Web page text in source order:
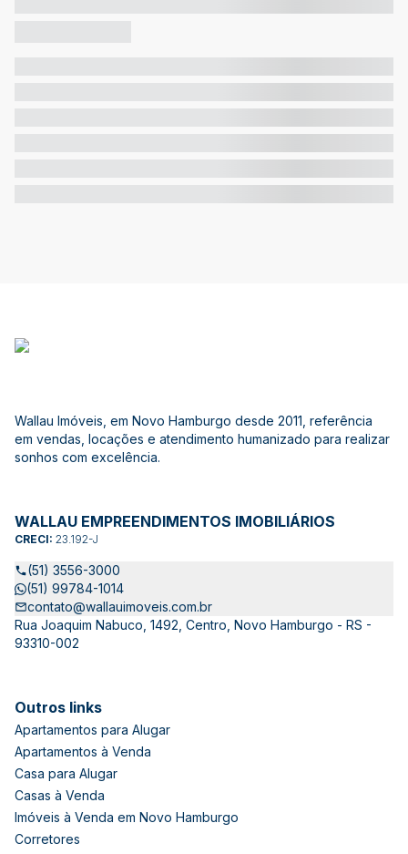
Wallau Imóveis, em Novo Hamburgo desde 2011, referência
em vendas, locações e atendimento humanizado para realizar
sonhos com excelência.
WALLAU EMPREENDIMENTOS IMOBILIÁRIOS
CRECI: 23.192-J
(51) 3556-3000
(51) 99784-1014
contato@wallauimoveis.com.br
Rua Joaquim Nabuco, 1492, Centro, Novo Hamburgo - RS -
93310-002
Outros links
Apartamentos para Alugar
Apartamentos à Venda
Casa para Alugar
Casas à Venda
Imóveis à Venda em Novo Hamburgo
Corretores